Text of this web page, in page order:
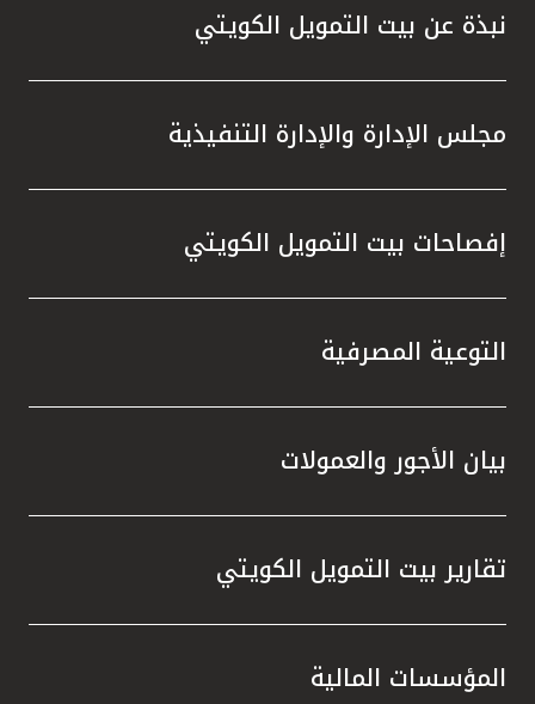
نبذة عن بيت التمويل الكويتي
مجلس الإدارة والإدارة التنفيذية
إفصاحات بيت التمويل الكويتي
التوعية المصرفية
بيان الأجور والعمولات
تقارير بيت التمويل الكويتي
المؤسسات المالية